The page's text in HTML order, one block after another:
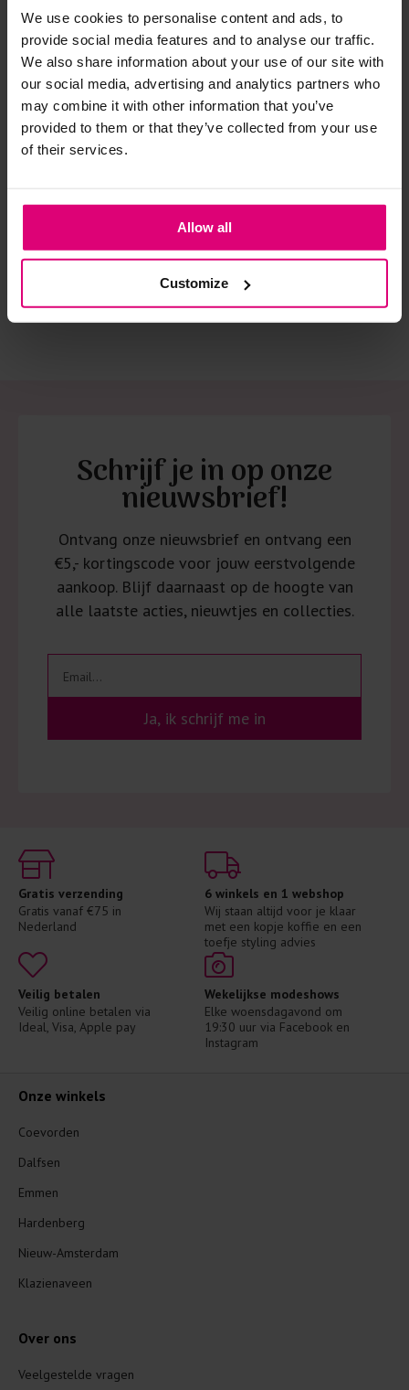
We use cookies to personalise content and ads, to
provide social media features and to analyse our traffic.
We also share information about your use of our site with
our social media, advertising and analytics partners who
may combine it with other information that you’ve
provided to them or that they’ve collected from your use
of their services.
Allow all
Customize
Strijkijzer/droogtrommel:
Kledingstukken met elastine zijn niet bestand tegen de hitte
van het strijkijzer en/of de droogtrommel. Ook in veel
spijkerbroeken is elastine (stretch) verwerkt en mogen dus
niet gestreken worden en/of in de droogtrommel.
Cape vestje fijnbrei
€ 69,95
Bolero ajour
€ 44.99
Schrijf je in op onze
nieuwsbrief!
Ontvang onze nieuwsbrief en ontvang een
€5,- kortingscode voor jouw eerstvolgende
aankoop. Blijf daarnaast op de hoogte van
alle laatste acties, nieuwtjes en collecties.
Ja, ik schrijf me in
Gratis verzending
Gratis vanaf €75 in
Nederland
6 winkels en 1 webshop
Wij staan altijd voor je klaar
met een kopje koffie en een
toefje styling advies
Veilig betalen
Veilig online betalen via
Ideal, Visa, Apple pay
Wekelijkse modeshows
Elke woensdagavond om
19:30 uur via Facebook en
Instagram
Onze winkels
Coevorden
Dalfsen
Emmen
Hardenberg
Nieuw-Amsterdam
Klazienaveen
Over ons
Veelgestelde vragen